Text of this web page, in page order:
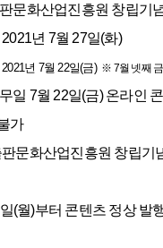
문화산업진흥원 창립기
년 7월 27일(화)
2021년 7월 22일(금) ※ 7월 넷째
일 7월 22일(금) 온라인
가
문화산업진흥원 창립기
(월)부터 콘텐츠 정상 발